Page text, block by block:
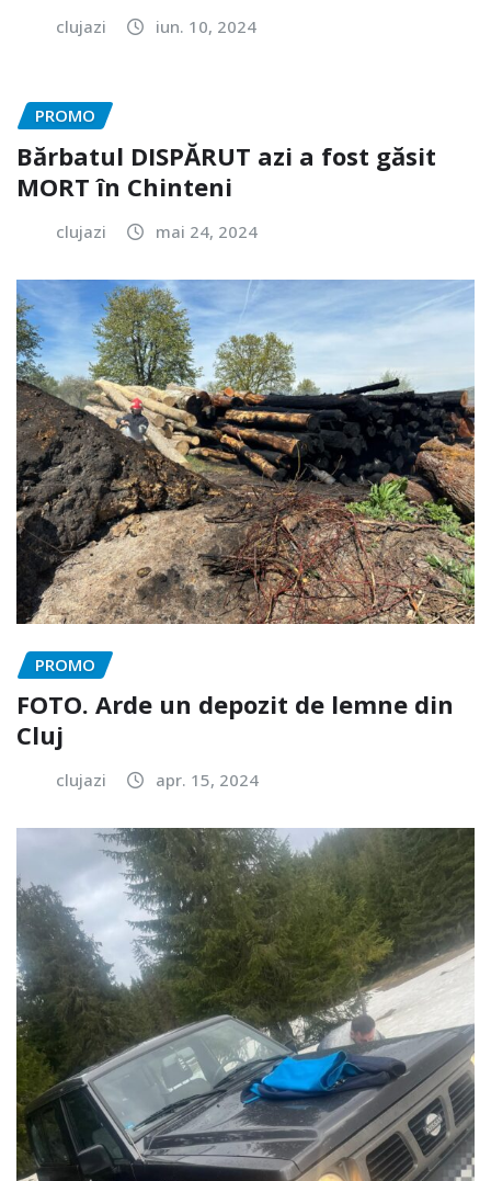
clujazi iun. 10, 2024
PROMO
Bărbatul DISPĂRUT azi a fost găsit
MORT în Chinteni
clujazi mai 24, 2024
PROMO
FOTO. Arde un depozit de lemne din
Cluj
clujazi apr. 15, 2024